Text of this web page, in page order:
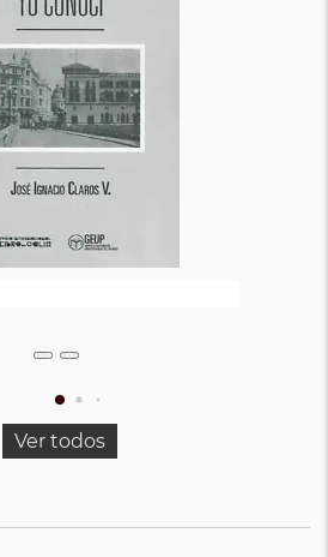
Ver todos